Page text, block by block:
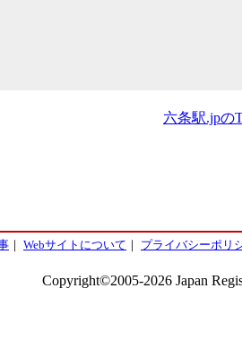
六条駅.jpの
｜ Webサイトについて ｜ プライバシーポリ
Copyright©2005-2026 Japan